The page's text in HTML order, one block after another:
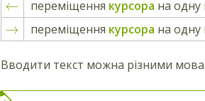
← переміщення курсора на одну
→ переміщення курсора на одну
Вводити текст можна різними